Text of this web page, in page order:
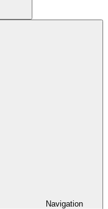
Navigation